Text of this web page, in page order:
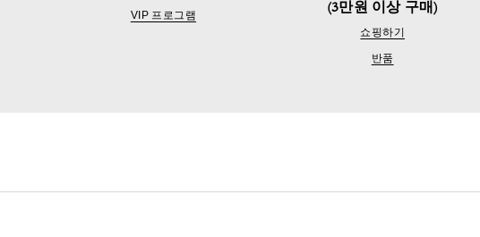
VIP 프로그램
(3만원 이상 구매)
쇼핑하기
반품